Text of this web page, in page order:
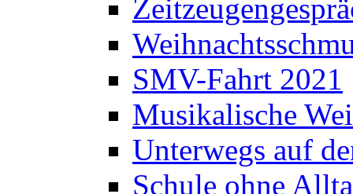
SMV-Fahrt 2021
Musikalische
Unterwegs auf
Schule ohne